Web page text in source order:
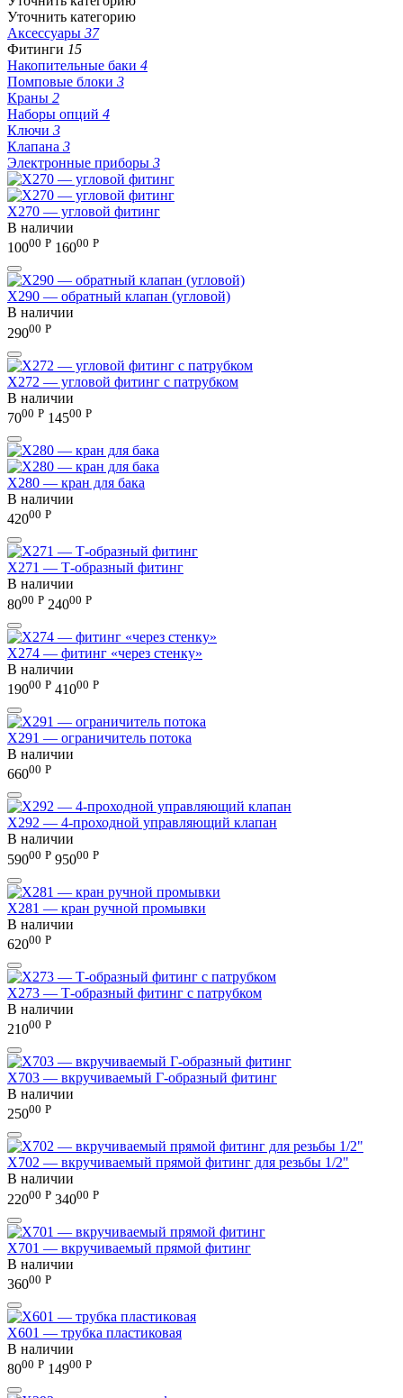
Уточнить категорию
Аксессуары 37
Фитинги 15
Накопительные баки 4
Помповые блоки 3
Краны 2
Наборы опций 4
Ключи 3
Клапана 3
Электронные приборы 3
X270 — угловой фитинг
В наличии
10000 Р 16000 Р
X290 — обратный клапан (угловой)
В наличии
29000 Р
X272 — угловой фитинг с патрубком
В наличии
7000 Р 14500 Р
X280 — кран для бака
В наличии
42000 Р
X271 — Т-образный фитинг
В наличии
8000 Р 24000 Р
X274 — фитинг «через стенку»
В наличии
19000 Р 41000 Р
X291 — ограничитель потока
В наличии
66000 Р
X292 — 4-проходной управляющий клапан
В наличии
59000 Р 95000 Р
X281 — кран ручной промывки
В наличии
62000 Р
X273 — Т-образный фитинг с патрубком
В наличии
21000 Р
X703 — вкручиваемый Г-образный фитинг
В наличии
25000 Р
X702 — вкручиваемый прямой фитинг для резьбы 1/2"
В наличии
22000 Р 34000 Р
X701 — вкручиваемый прямой фитинг
В наличии
36000 Р
X601 — трубка пластиковая
В наличии
8000 Р 14900 Р